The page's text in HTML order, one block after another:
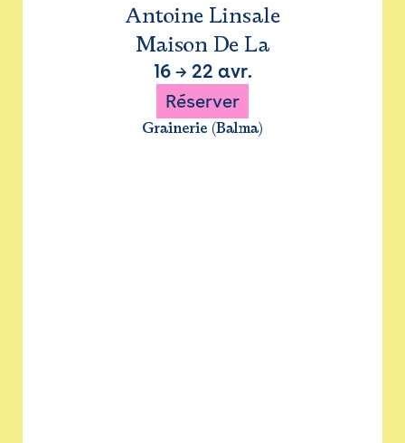
Antoine Linsale
Maison De La
16→ 22 avr.
Réserver
Grainerie (Balma)